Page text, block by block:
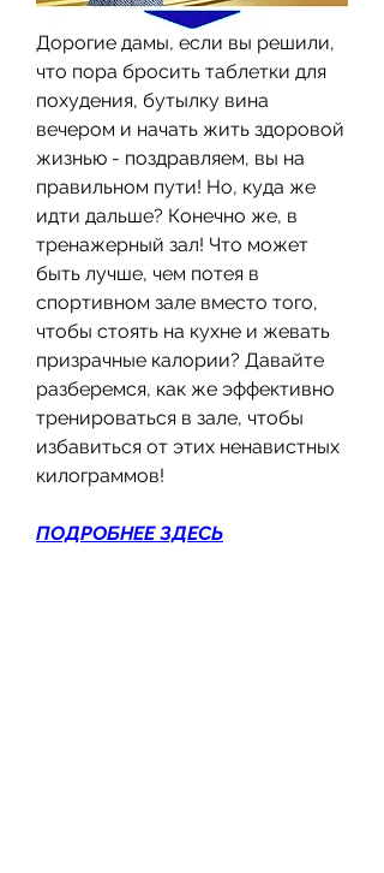
Дорогие дамы, если вы решили,
что пора бросить таблетки для
похудения, бутылку вина
вечером и начать жить здоровой
жизнью - поздравляем, вы на
правильном пути! Но, куда же
идти дальше? Конечно же, в
тренажерный зал! Что может
быть лучше, чем потея в
спортивном зале вместо того,
чтобы стоять на кухне и жевать
призрачные калории? Давайте
разберемся, как же эффективно
тренироваться в зале, чтобы
избавиться от этих ненавистных
килограммов!
ПОДРОБНЕЕ ЗДЕСЬ